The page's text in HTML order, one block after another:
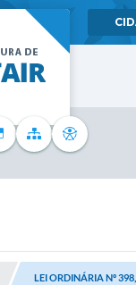
LEI ORDINÁRIA Nº